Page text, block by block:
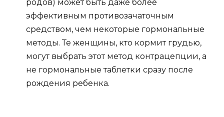
родов) может быть даже более
эффективным противозачаточным
средством, чем некоторые гормональные
методы. Те женщины, кто кормит грудью,
могут выбрать этот метод контрацепции, а
не гормональные таблетки сразу после
рождения ребенка.